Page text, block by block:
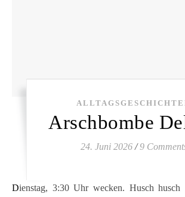
Arschbombe
24. Juni 2026 / 9
Dienstag, 3:30 Uhr wecken. Husch husch unter die Dusche,